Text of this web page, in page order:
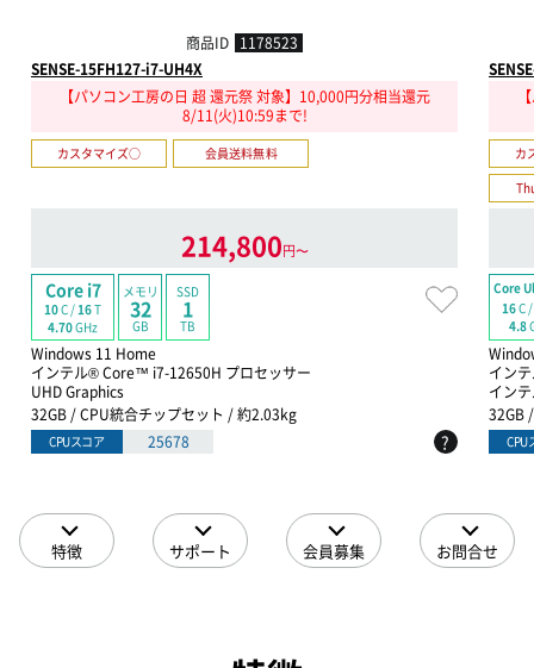
商品ID 1178523
SENSE-15FH127-i7-UH4X
【パソコン工房の日 超 還元祭 対象】10,000円分相当還元
8/11(火)10:59まで!
カスタマイズ○ 会員送料無料
214,800円〜
Core i7
10C /16T
4.70GHz
メモリ
32
GB
SSD
1
TB
Windows 11 Home
インテル® Core™ i7-12650H プロセッサー
UHD Graphics
32GB / CPU統合チップセット / 約2.03kg
CPUスコア 25678 ?
カ
Core
16C /
4.8
イン
イン
32GB
CPU
特徴 サポート 会員募集 お問合せ